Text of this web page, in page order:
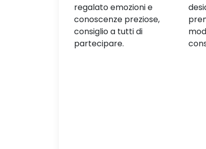
desidera imparare a
prendersi cura di sé in
modo naturale e
consapevole.